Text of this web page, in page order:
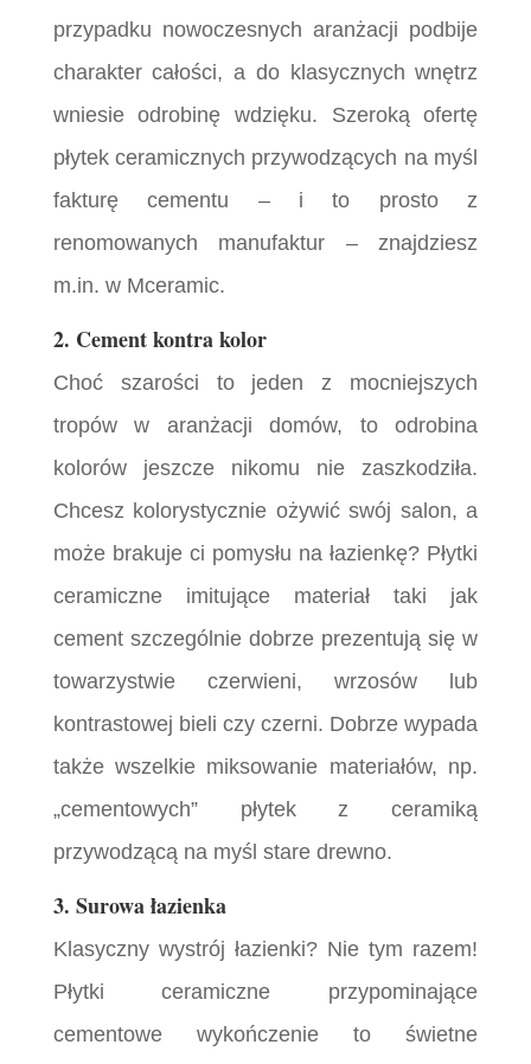
przypadku nowoczesnych aranżacji podbije
charakter całości, a do klasycznych wnętrz
wniesie odrobinę wdzięku. Szeroką ofertę
płytek ceramicznych przywodzących na myśl
fakturę cementu – i to prosto z
renomowanych manufaktur – znajdziesz
m.in. w Mceramic.
2. Cement kontra kolor
Choć szarości to jeden z mocniejszych
tropów w aranżacji domów, to odrobina
kolorów jeszcze nikomu nie zaszkodziła.
Chcesz kolorystycznie ożywić swój salon, a
może brakuje ci pomysłu na łazienkę? Płytki
ceramiczne imitujące materiał taki jak
cement szczególnie dobrze prezentują się w
towarzystwie czerwieni, wrzosów lub
kontrastowej bieli czy czerni. Dobrze wypada
także wszelkie miksowanie materiałów, np.
„cementowych” płytek z ceramiką
przywodzącą na myśl stare drewno.
3. Surowa łazienka
Klasyczny wystrój łazienki? Nie tym razem!
Płytki ceramiczne przypominające
cementowe wykończenie to świetne